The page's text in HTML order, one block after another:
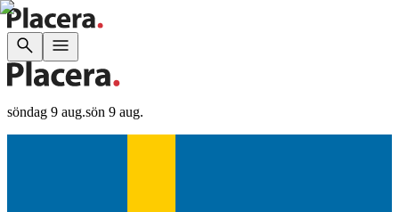
söndag 9 aug.sön 9 aug.